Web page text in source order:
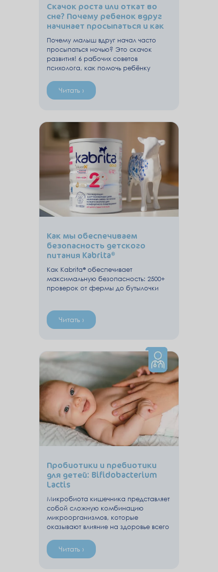
Скачок роста или откат во
сне? Почему ребенок вдруг
начинает просыпаться и как
это пережить
Почему малыш вдруг начал часто
просыпаться ночью? Это скачок
развития! 6 рабочих советов
психолога, как помочь ребёнку
Читать ›
Как мы обеспечиваем
безопасность детского
питания Kabrita®
Как Kabrita® обеспечивает
максимальную безопасность: 2500+
проверок от фермы до бутылочки
Читать ›
Пробиотики и пребиотики
для детей: Bifidobacterium
Lactis
Микробиота кишечника представляет
собой сложную комбинацию
микроорганизмов, которые
оказывают влияние на здоровье всего
Читать ›